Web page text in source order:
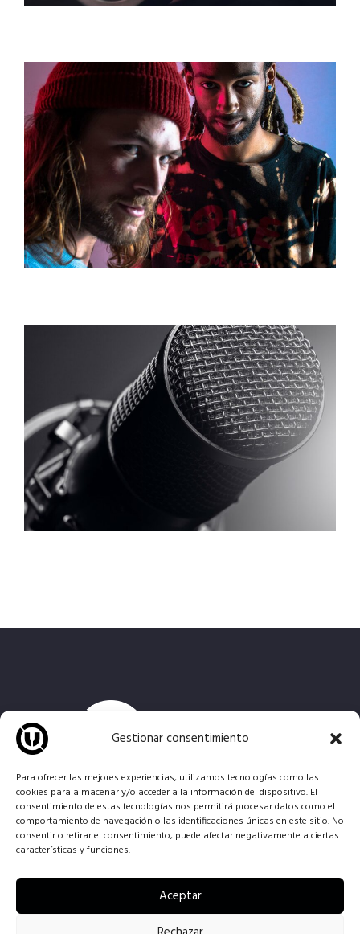
Gestionar consentimiento
Para ofrecer las mejores experiencias, utilizamos tecnologías como las
cookies para almacenar y/o acceder a la información del dispositivo. El
consentimiento de estas tecnologías nos permitirá procesar datos como el
comportamiento de navegación o las identificaciones únicas en este sitio. No
consentir o retirar el consentimiento, puede afectar negativamente a ciertas
características y funciones.
Aceptar
Brindamos un entorno para el desarrollo y la creación
musical, poniendo a tu disposiciónlocales de
ensayo
yestudio de grabación
equipados.